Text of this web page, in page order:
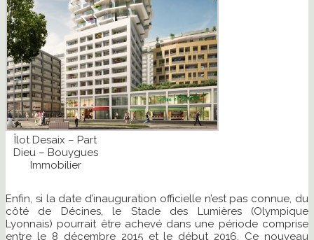
Îlot Desaix – Part
Dieu – Bouygues
Immobilier
Enfin, si la date d’inauguration officielle n’est pas connue, du
côté de Décines, le Stade des Lumières (Olympique
Lyonnais) pourrait être achevé dans une période comprise
entre le 8 décembre 2015 et le début 2016. Ce nouveau